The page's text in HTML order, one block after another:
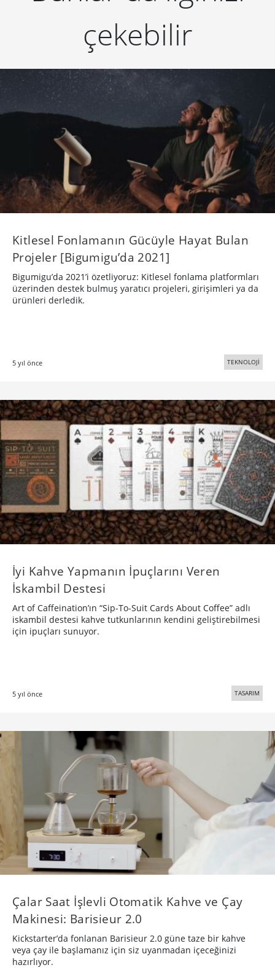
çekebilir
Kitlesel Fonlamanın Gücüyle Hayat Bulan
Projeler [Bigumigu’da 2021]
Bigumigu’da 2021’i özetliyoruz: Kitlesel fonlama platformları
üzerinden destek bulmuş yaratıcı projeleri, girişimleri ya da
ürünleri derledik.
5 yıl önce TEKNOLOJİ
İyi Kahve Yapmanın İpuçlarını Veren
İskambil Destesi
Art of Caffeination’ın “Sip-To-Suit Cards About Coffee” adlı
iskambil destesi kahve tutkunlarının kendini geliştirebilmesi
için ipuçları sunuyor.
5 yıl önce TASARIM
Çalar Saat İşlevli Otomatik Kahve ve Çay
Makinesi: Barisieur 2.0
Kickstarter’da fonlanan Barisieur 2.0 güne taze bir kahve
veya çay ile başlamanız için siz uyanmadan içeceğinizi
hazırlıyor.